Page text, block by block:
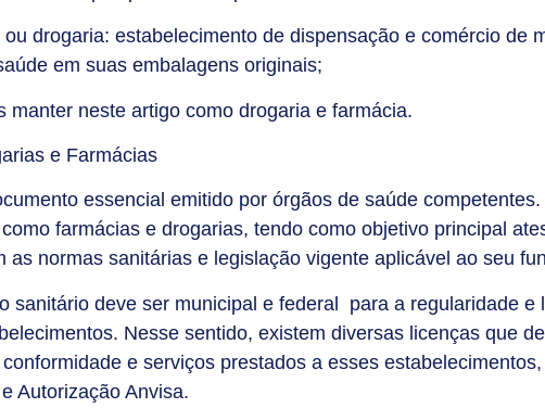
drogaria: estabelecimento de dispensação e comércio de
em suas embalagens originais;
manter neste artigo como drogaria e farmácia.
e Farmácias
essencial emitido por órgãos de saúde
farmácias e drogarias, tendo como objetivo principal
as normas sanitárias e legislação vigente aplicável ao seu
sanitário deve ser municipal e federal para a regularidade e
Nesse sentido, existem diversas licenças que
e serviços prestados a esses
Autorização Anvisa.